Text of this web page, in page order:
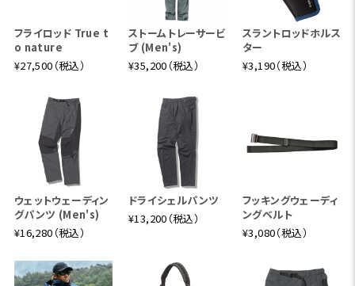
フライロッド True t
o nature
¥27,500（税込）
ストームトレーサービ
ブ (Men's)
¥35,200（税込）
スラントロッドホルス
ター
¥3,190（税込）
ウェットウェーディン
グパンツ (Men's)
¥16,280（税込）
ドライシェルパンツ
¥13,200（税込）
フッキングウェーディ
ングベルト
¥3,080（税込）